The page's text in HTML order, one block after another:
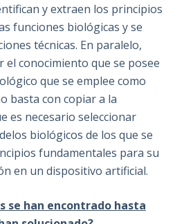
y extraen los principios
funciones biológicas y se
técnicas. En paralelo,
conocimiento que se posee
que se emplee como
basta con copiar a la
es necesario seleccionar
biológicos de los que se
fundamentales para su
en un dispositivo artificial.
se han encontrado hasta